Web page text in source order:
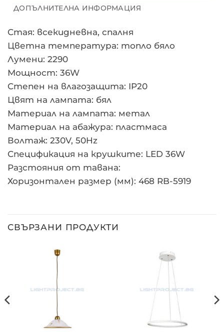
ДОПЪЛНИТЕЛНА ИНФОРМАЦИЯ
Стая: всекидневна, спалня
Цветна температура: топло бяло
Лумени: 2290
Мощност: 36W
Степен на влагозащита: IP20
Цвят на лампата: бял
Материал на лампата: метал
Материал на абажура: пластмаса
Волтаж: 230V, 50Hz
Спецификация на крушките: LED 36W
Разстояния от тавана:
Хоризонтален размер (мм): 468 RB-5919
СВЪРЗАНИ ПРОДУКТИ